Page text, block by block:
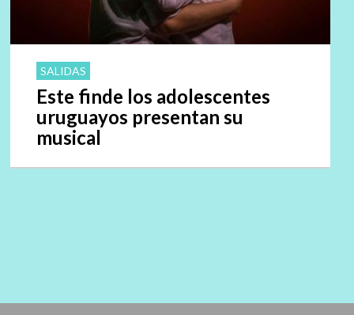
SALIDAS
Este finde los adolescentes
uruguayos presentan su
musical